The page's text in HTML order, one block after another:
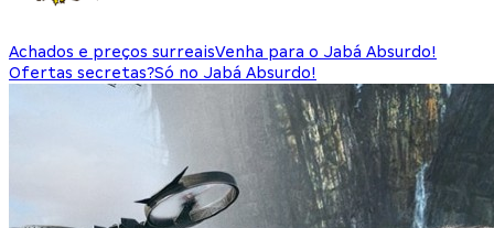
Achados e preços surreaisVenha para o Jabá Absurdo!
Ofertas secretas?Só no Jabá Absurdo!